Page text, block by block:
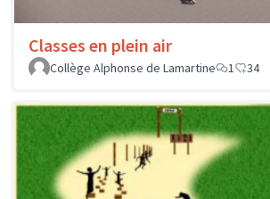
Classes en plein air
Collège Alphonse de Lamartine
1 34